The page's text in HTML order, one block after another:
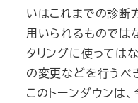
いはこれまでの診断
用いられるものでは
タリングに使っては
の変更などを行うべ
このトーンダウンは